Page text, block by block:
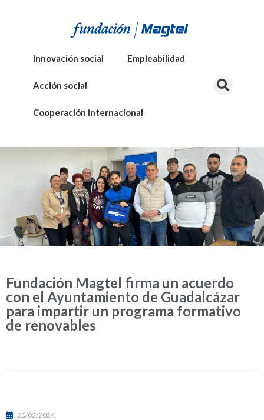
Innovación social Empleabilidad
Acción social
Cooperación internacional
Fundación Magtel firma un acuerdo
con el Ayuntamiento de Guadalcázar
para impartir un programa formativo
de renovables
20/02/2024